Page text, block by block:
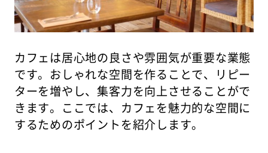
カフェは居心地の良さや雰囲気が重要な業態
です。おしゃれな空間を作ることで、リピー
ターを増やし、集客力を向上させることがで
きます。ここでは、カフェを魅力的な空間に
するためのポイントを紹介します。